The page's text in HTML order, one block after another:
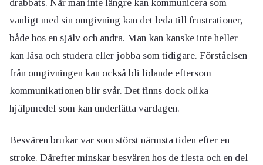
drabbats. När man inte längre kan kommunicera som
vanligt med sin omgivning kan det leda till frustrationer,
både hos en själv och andra. Man kan kanske inte heller
kan läsa och studera eller jobba som tidigare. Förståelsen
från omgivningen kan också bli lidande eftersom
kommunikationen blir svår. Det finns dock olika
hjälpmedel som kan underlätta vardagen.
Besvären brukar var som störst närmsta tiden efter en
stroke. Därefter minskar besvären hos de flesta och en del